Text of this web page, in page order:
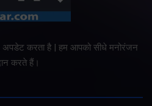
अपडेट करता है | हम आपको सीधे मनोरंजन
करते हैं।